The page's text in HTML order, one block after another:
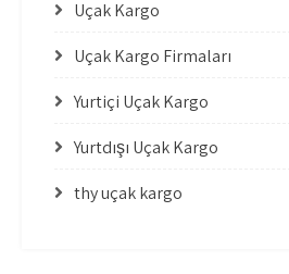
Uçak Kargo
Uçak Kargo Firmaları
Yurtiçi Uçak Kargo
Yurtdışı Uçak Kargo
thy uçak kargo